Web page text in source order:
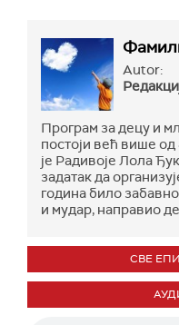
Autor:
Програм за децу и
постоји већ више од
је Радивоје Лола
задатак да
година било
и мудар, направио
СВЕ